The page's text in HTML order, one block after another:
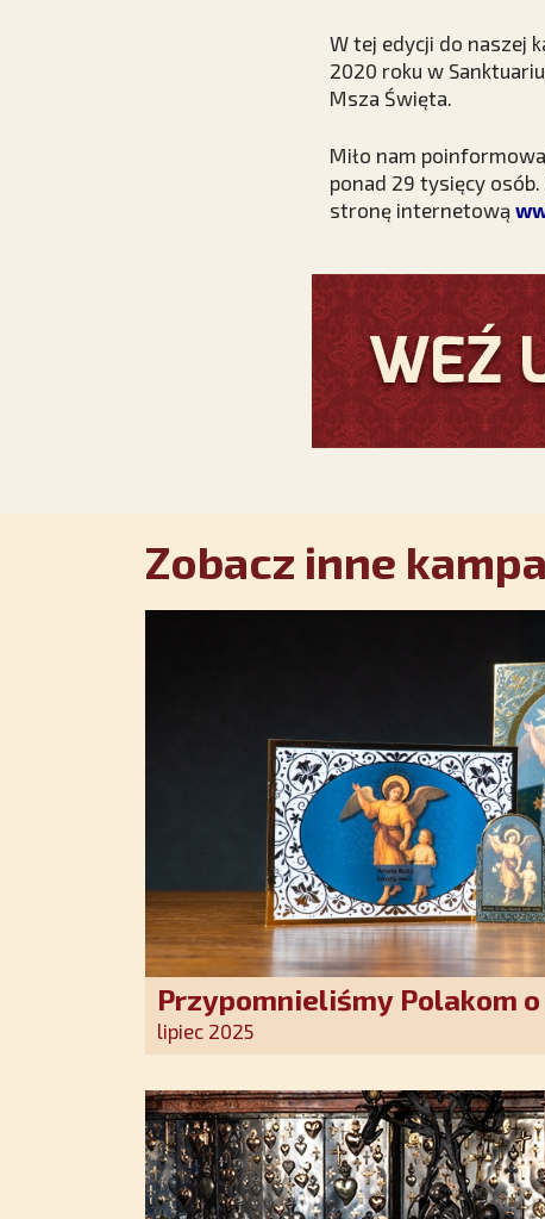
W tej edycji do naszej
2020 roku w
Msza Święta.
Miło nam
ponad 29 tysięcy
stronę internetową
Zobacz inne
Przypomnieliśmy Polakom o
Stróża!
lipiec 2025